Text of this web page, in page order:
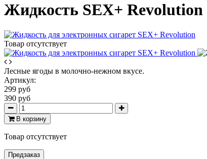
Жидкость SEX+ Revolution
Товар отсутствует
Лесные ягоды в молочно-нежном вкусе.
Артикул:
299 руб
390 руб
В корзину
Товар отсутствует
Предзаказ